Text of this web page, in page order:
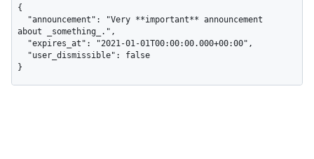
{
about _something_.",
}